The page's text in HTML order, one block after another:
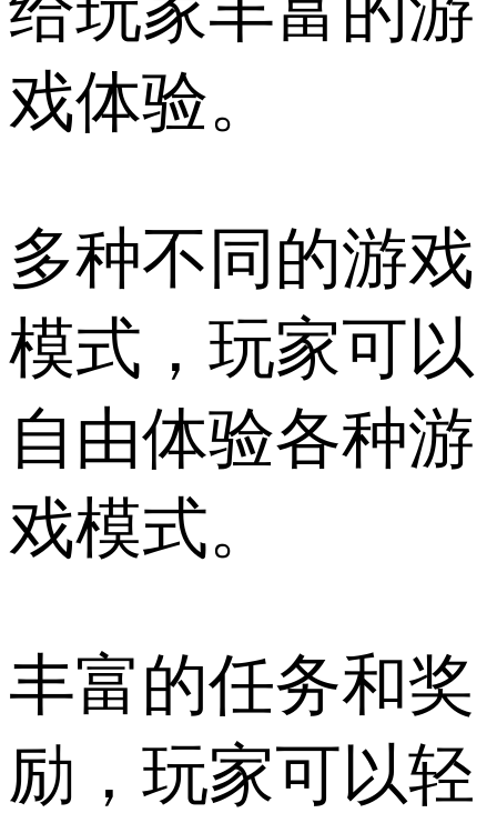
戏体验。
多种不同的游戏
模式，玩家可以
自由体验各种游
戏模式。
丰富的任务和奖
励，玩家可以轻